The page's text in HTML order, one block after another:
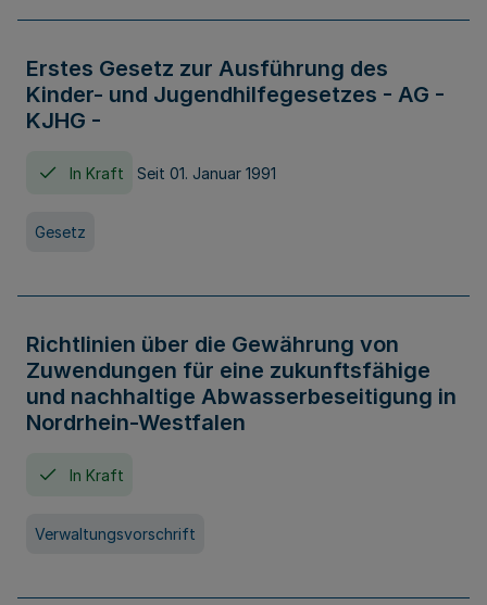
Erstes Gesetz zur Ausführung des
Kinder- und Jugendhilfegesetzes - AG -
KJHG -
In Kraft Seit 01. Januar 1991
Gesetz
Richtlinien über die Gewährung von
Zuwendungen für eine zukunftsfähige
und nachhaltige Abwasserbeseitigung in
Nordrhein-Westfalen
In Kraft
Verwaltungsvorschrift